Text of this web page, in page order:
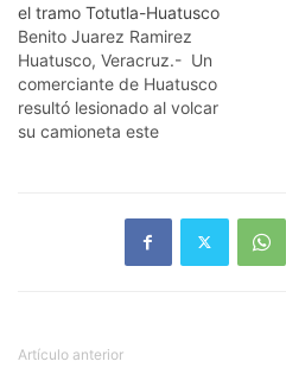
el tramo Totutla-Huatusco
Benito Juarez Ramirez
Huatusco, Veracruz.- Un
comerciante de Huatusco
resultó lesionado al volcar
su camioneta este
altura de Dos Puentes,
cuyos daños ascienden a
sobre…
Artículo anterior